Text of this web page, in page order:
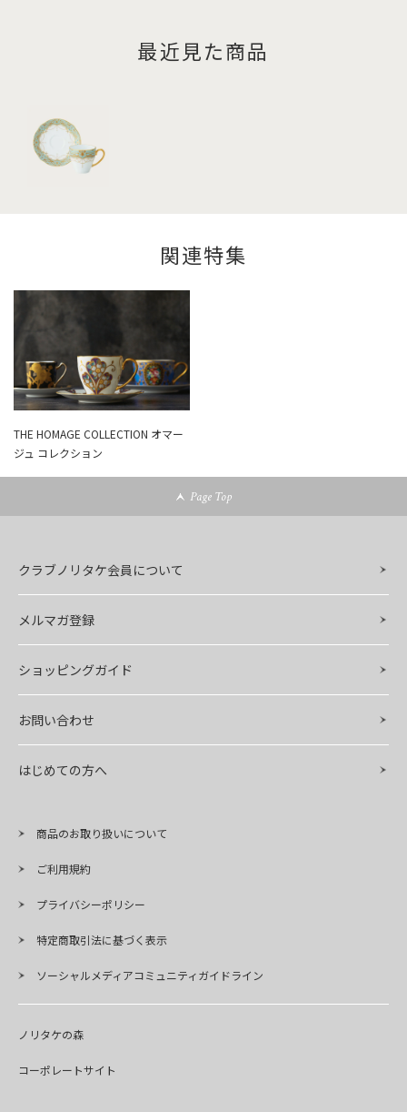
最近見た商品
関連特集
THE HOMAGE COLLECTION オマー
ジュ コレクション
Page Top
クラブノリタケ会員について
メルマガ登録
ショッピングガイド
お問い合わせ
はじめての方へ
商品のお取り扱いについて
ご利用規約
プライバシーポリシー
特定商取引法に基づく表示
ソーシャルメディアコミュニティガイドライン
ノリタケの森
コーポレートサイト